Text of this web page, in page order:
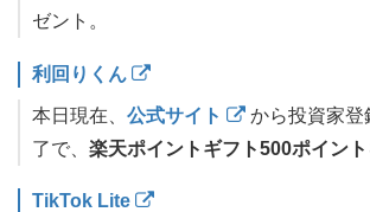
ゼント。
利回りくん
本日現在、 公式サイト
から投資家登
了で、 楽天ポイントギフト500ポイント
TikTok Lite